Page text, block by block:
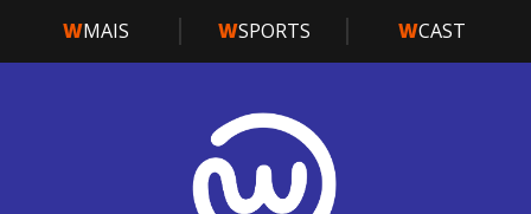
WMAIS WSPORTS WCAST